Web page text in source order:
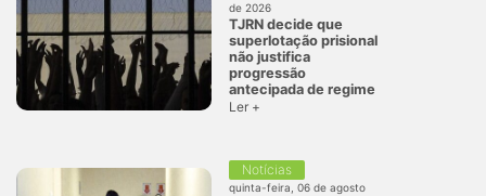
de 2026
TJRN decide que
superlotação prisional
não justifica
progressão
antecipada de regime
Ler +
Notícias
quinta-feira, 06 de agosto